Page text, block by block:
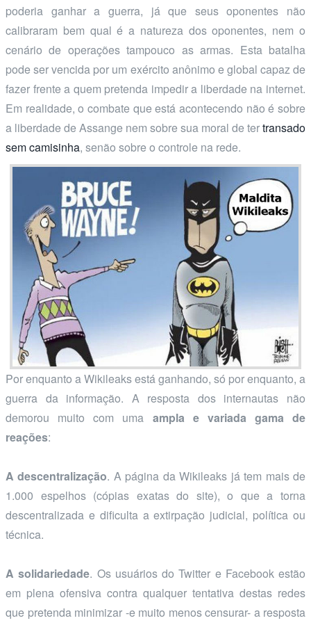
poderia ganhar a guerra, já que seus oponentes não
calibraram bem qual é a natureza dos oponentes, nem o
cenário de operações tampouco as armas. Esta batalha
pode ser vencida por um exército anônimo e global capaz de
fazer frente a quem pretenda impedir a liberdade na internet.
Em realidade, o combate que está acontecendo não é sobre
a liberdade de Assange nem sobre sua moral de tertransado
sem camisinha, senão sobre o controle na rede.
Por enquanto a Wikileaks está ganhando, só por enquanto, a
guerra da informação. A resposta dos internautas não
demorou muito com uma ampla e variada gama de
reações:
A descentralização. A página da Wikileaks já tem mais de
1.000 espelhos (cópias exatas do site), o que a torna
descentralizada e dificulta a extirpação judicial, política ou
técnica.
A solidariedade. Os usuários do Twitter e Facebook estão
em plena ofensiva contra qualquer tentativa destas redes
que pretenda minimizar -e muito menos censurar- a resposta